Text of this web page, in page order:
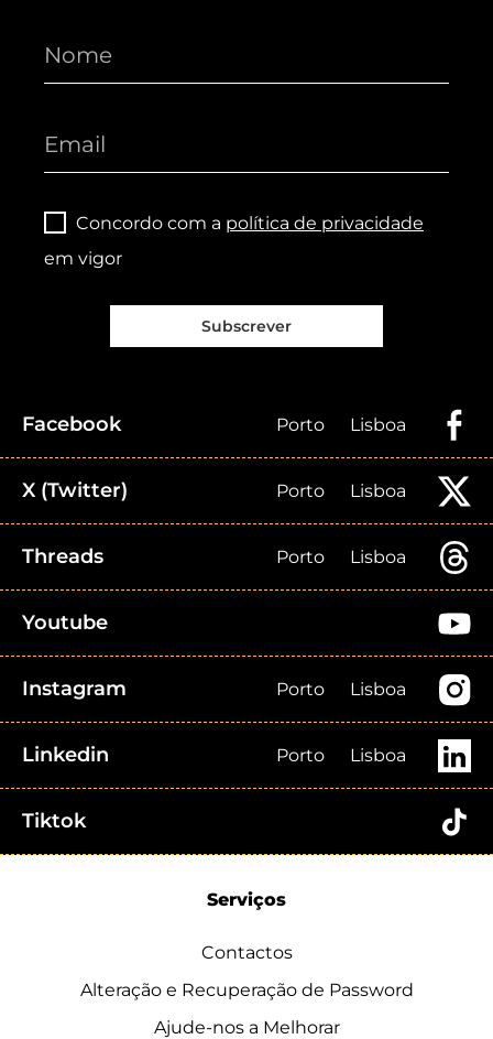
Concordo com a política de privacidade
em vigor
Subscrever
Facebook Porto Lisboa
X (Twitter) Porto Lisboa
Threads Porto Lisboa
Youtube
Instagram Porto Lisboa
Linkedin Porto Lisboa
Tiktok
Serviços
Contactos
Alteração e Recuperação de Password
Ajude-nos a Melhorar